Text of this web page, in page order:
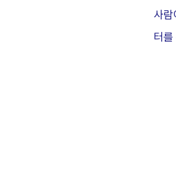
사람
터